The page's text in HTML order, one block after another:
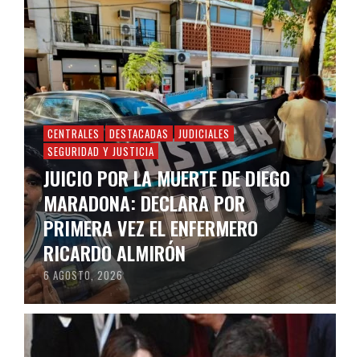
CENTRALES DESTACADAS
JUDICIALES
SEGURIDAD Y JUSTICIA
JUICIO POR LA MUERTE DE DIEGO
MARADONA: DECLARA POR
PRIMERA VEZ EL ENFERMERO
RICARDO ALMIRÓN
6 AGOSTO, 2026